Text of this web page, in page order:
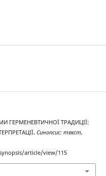
ГЕРМЕНЕВТИЧНОЇ ТРАДИЦІЇ:
Синопсис: текст,
article/view/115